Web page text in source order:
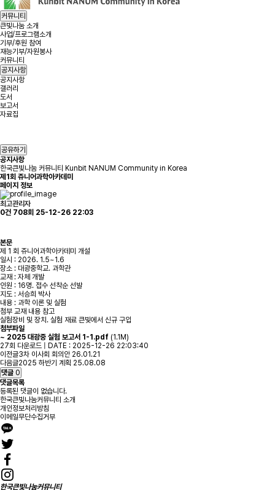
커뮤니티
큰빛나눔 소개
사업/프로그램소개
기부/후원 참여
재능기부/자원봉사
커뮤니티
공지사항
공지사항
갤러리
도서
보고서
자료집
공유하기
공지사항
한국큰빛나눔 커뮤니티 Kunbit NANUM Community in Korea
제1회 쥬니어과학아카데미
페이지 정보
최고관리자
0건 708회 25-12-26 22:03
본문
제 1 회 쥬니어과학아카데미 개설
일시 : 2026. 1.5~1.6
장소 : 대광중학교. 과학관
교재 : 자체 개발
인원 : 16명. 접수 선착순 선발
지도 : 서승희 박사
내용 : 과학 이론 및 실험
첨부 교재 내용 참고
실험장비 및 장치. 실험 재료 큰빛에서 신규 구입
첨부파일
~ 2025 대광중 실험 보고서 1-1.pdf (1.1M)
27회 다운로드 | DATE : 2025-12-26 22:03:40
이전글3차 이사회 회의안 26.01.21
다음글2025 하반기 계획 25.08.08
댓글 0
댓글목록
등록된 댓글이 없습니다.
한국큰빛나눔커뮤니티 소개
개인정보처리방침
이메일무단수집거부
한국큰빛나눔커뮤니티